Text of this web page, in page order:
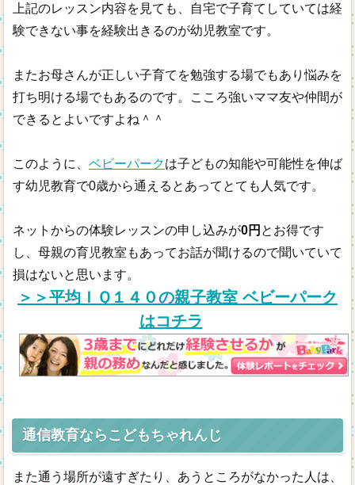
上記のレッスン内容を見ても、自宅で子育てしていては経
験できない事を経験出きるのが幼児教室です。
またお母さんが正しい子育てを勉強する場でもあり悩みを
打ち明ける場でもあるのです。こころ強いママ友や仲間が
できるとよいですよね＾＾
このように、 ベビーパークは子どもの知能や可能性を伸ば
す幼児教育で0歳から通えるとあってとても人気です。
ネットからの体験レッスンの申し込みが0円 とお得です
し、母親の育児教室もあってお話が聞けるので聞いていて
損はないと思います。
＞＞平均ＩＱ１４０の親子教室 ベビーパーク
はコチラ
通信教育ならこどもちゃれんじ
また通う場所が遠すぎたり、あうところがなかった人は、